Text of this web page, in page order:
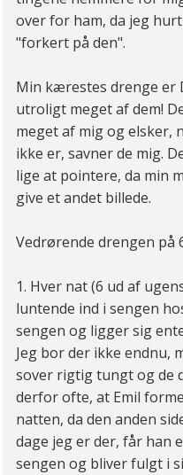
over for ham, da jeg
"forkert på den".
Min kærestes drenge er
utroligt meget af dem!
meget af mig og elsker,
ikke er, savner de mig.
lige at pointere, da min
give et andet billede.
Vedrørende drengen på
1. Hver nat (6 ud af
luntende ind i sengen
sengen og ligger sig
Jeg bor der ikke endnu,
sover rigtig tungt og de
derfor ofte, at Emil
natten, da den anden
dage jeg er der, får han
sengen og bliver fulgt i